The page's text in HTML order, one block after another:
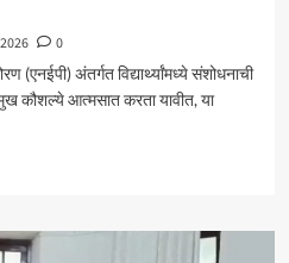
0
(एनईपी) अंतर्गत विद्यार्थ्यांमध्ये संशोधनाची
कौशल्ये आत्मसात करता यावीत, या